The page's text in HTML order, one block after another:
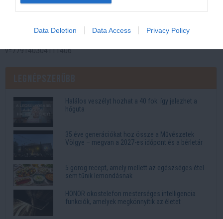
Data Deletion Data Access Privacy Policy
v=779140304111406
Halálos veszélyt hozhat a 40 fok: így jelezhet a
hőguta
35 éve generációkat hoz össze a Művészetek
Völgye – megvan a 2027-es időpont és a bérletár
5 görög recept, amely mellett az egészséges étel
sem tűnik lemondásnak
HONOR okostelefon mesterséges intelligencia
funkciók, amelyek megkönnyítik az életet